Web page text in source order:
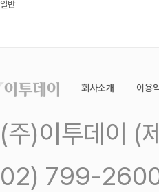
일반
회사소개 이용
(주)이투데이 (
02) 799-